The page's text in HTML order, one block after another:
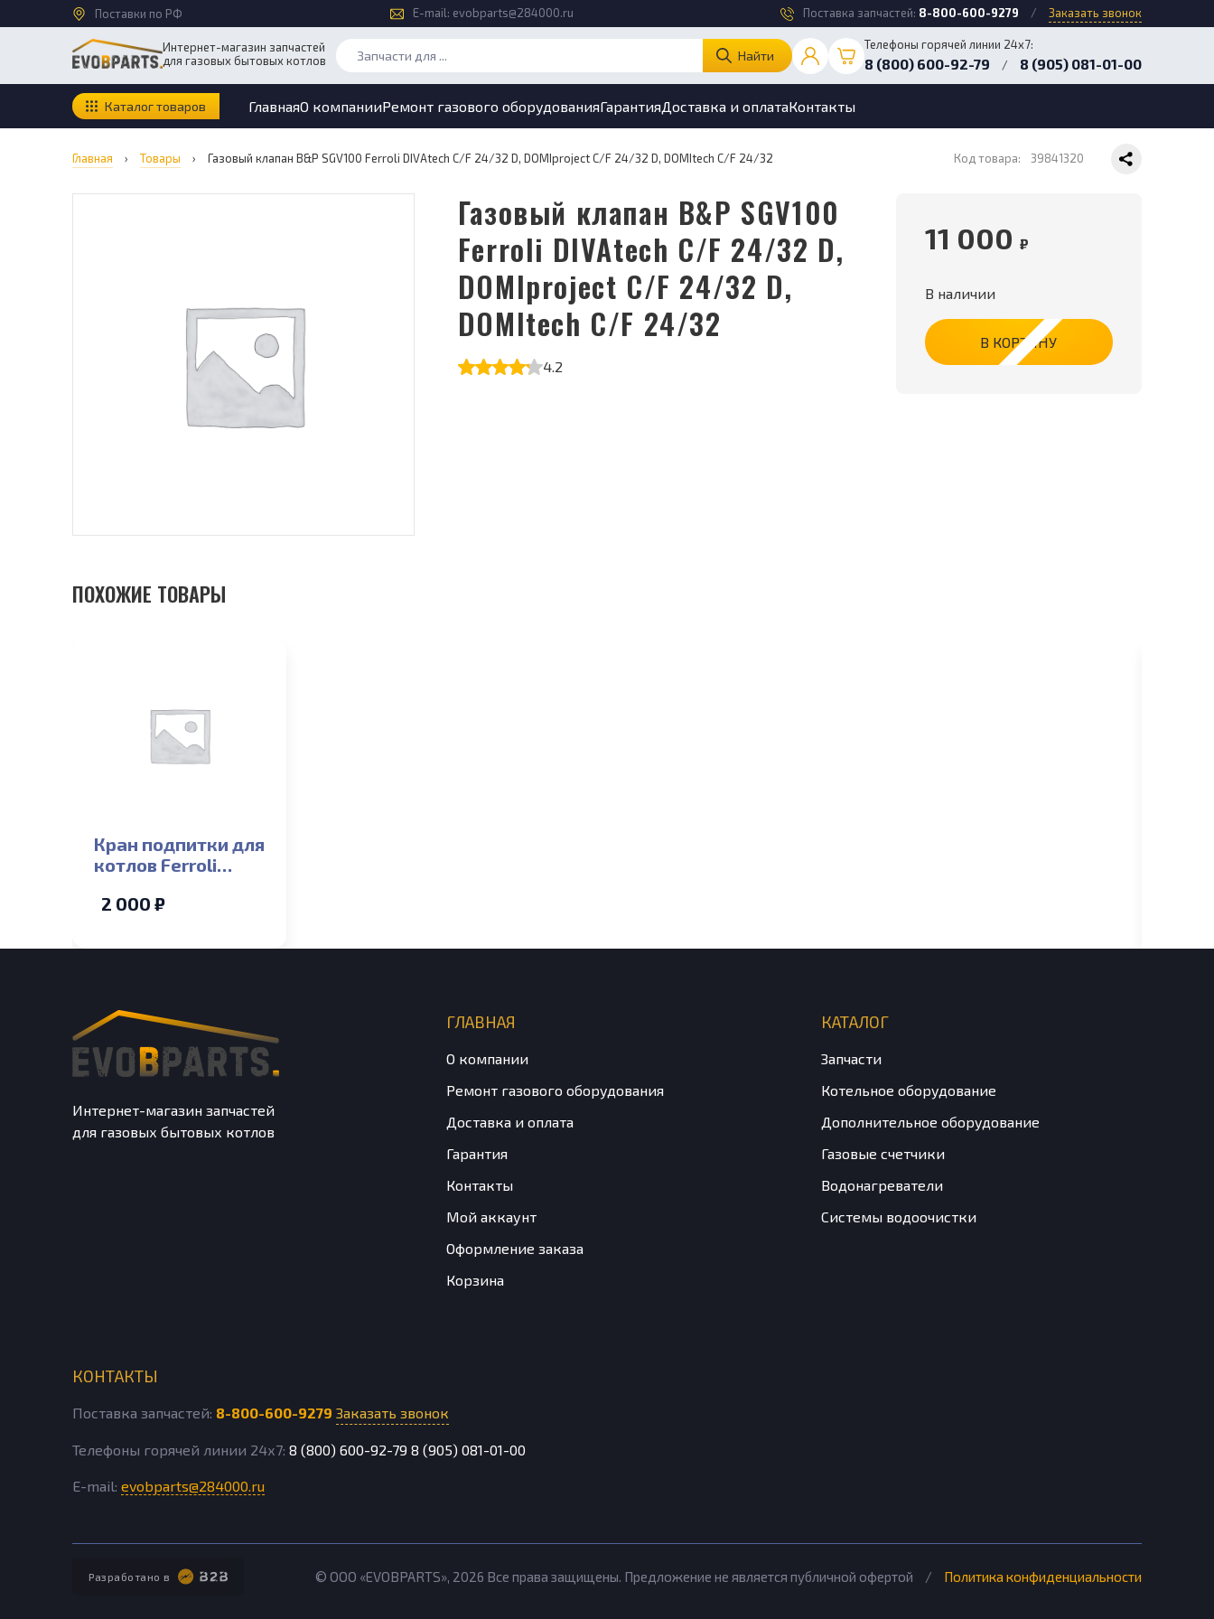
Поставки по РФ E-mail: evobparts@284000.ru Поставка запчастей: 8-800-600-9279 / Заказать звонок
Интернет-магазин запчастей
для газовых бытовых котлов
Найти
Телефоны горячей линии 24х7:
8 (800) 600-92-79 / 8 (905) 081-01-00
Каталог товаров ГлавнаяО компанииРемонт газового оборудованияГарантияДоставка и оплатаКонтакты
Главная › Товары › Газовый клапан B&P SGV100 Ferroli DIVAtech C/F 24/32 D, DOMIproject C/F 24/32 D, DOMItech C/F 24/32 Код товара: 39841320
Газовый клапан B&P SGV100
Ferroli DIVAtech C/F 24/32 D,
DOMIproject C/F 24/32 D,
DOMItech C/F 24/32
4.2
11 000 ₽
В наличии
В КОРЗИНУ
ПОХОЖИЕ ТОВАРЫ
Кран подпитки для
котлов Ferroli
2 000 ₽
Интернет-магазин запчастей
для газовых бытовых котлов
ГЛАВНАЯ
О компании
Ремонт газового оборудования
Доставка и оплата
Гарантия
Контакты
Мой аккаунт
Оформление заказа
Корзина
КАТАЛОГ
Запчасти
Котельное оборудование
Дополнительное оборудование
Газовые счетчики
Водонагреватели
Системы водоочистки
КОНТАКТЫ
Поставка запчастей: 8-800-600-9279 Заказать звонок
Телефоны горячей линии 24х7: 8 (800) 600-92-79 8 (905) 081-01-00
E-mail: evobparts@284000.ru
Разработано в © ООО «EVOBPARTS», 2026 Все права защищены. Предложение не является публичной офертой / Политика конфиденциальности